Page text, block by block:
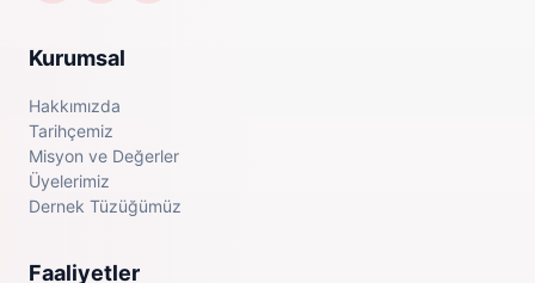
Kurumsal
Hakkımızda
Tarihçemiz
Misyon ve Değerler
Üyelerimiz
Dernek Tüzüğümüz
Faaliyetler